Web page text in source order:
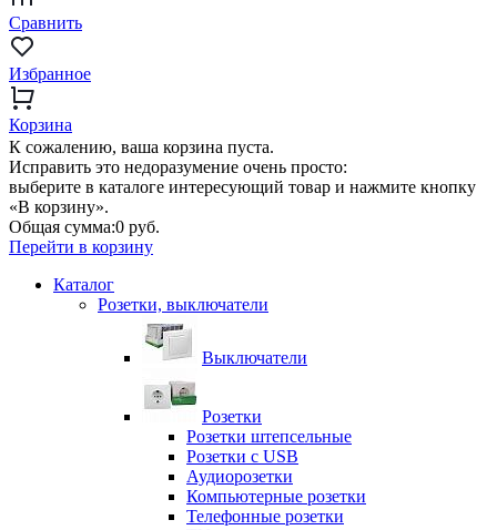
Сравнить
Избранное
Корзина
К сожалению, ваша корзина пуста.
Исправить это недоразумение очень просто:
выберите в каталоге интересующий товар и нажмите кнопку
«В корзину».
Общая сумма:0 руб.
Перейти в корзину
Каталог
Розетки, выключатели
Выключатели
Розетки
Розетки штепсельные
Розетки с USB
Аудиорозетки
Компьютерные розетки
Телефонные розетки